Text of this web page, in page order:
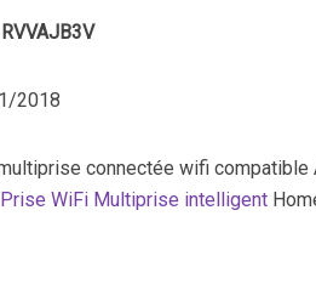
RVVAJB3V
2018
connectée wifi compatible
WiFi Multiprise intelligent